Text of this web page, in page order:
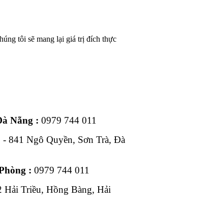
tôi sẽ mang lại giá trị đích thực
: 0979 744 011
Quyền, Sơn Trà, Đà
: 0979 744 011
Bàng, Hải